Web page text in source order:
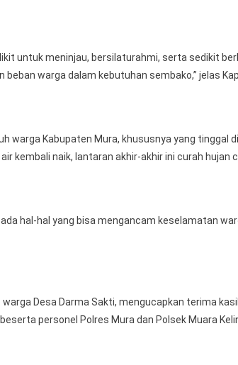
untuk meninjau, bersilaturahmi, serta sedikit
warga dalam kebutuhan sembako,” jelas
warga Kabupaten Mura, khususnya yang tinggal
kembali naik, lantaran akhir-akhir ini curah hujan
hal-hal yang bisa mengancam keselamatan
Desa Darma Sakti, mengucapkan terima
personel Polres Mura dan Polsek Muara